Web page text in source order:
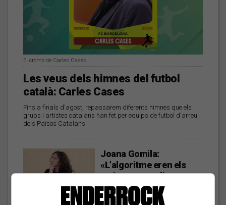
El cromo de Carles Cases
Les veus dels himnes del futbol
català: Carles Cases
Fins a finals d'agost, repassarem diferents himnes que els
grups i artistes catalans han fet per equips de futbol d'arreu
dels Països Catalans
Joana Gomila:
«L’algoritme eren els
amics, entrar dins un
bar, anar a un concert, la
revista de torn»